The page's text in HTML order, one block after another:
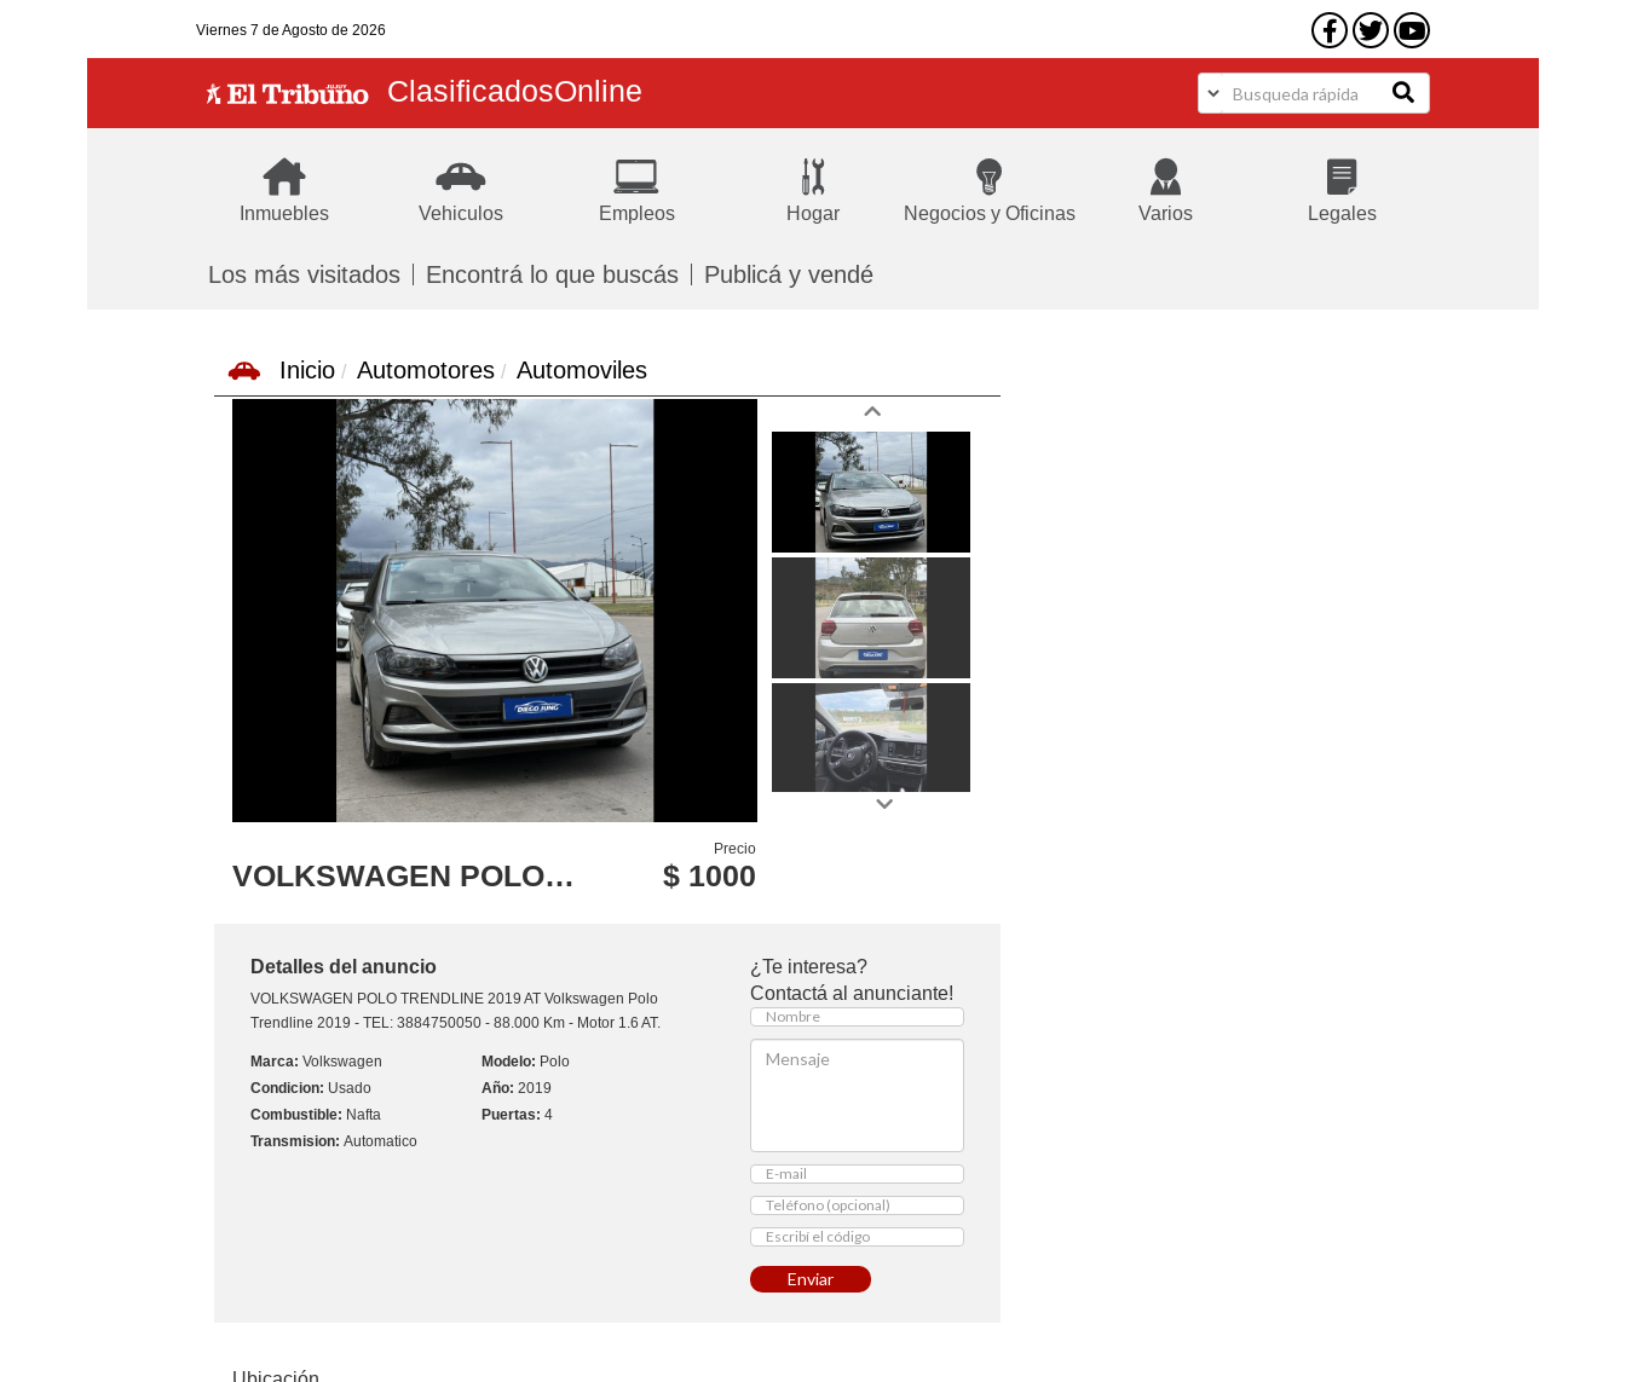
Viernes 7 de Agosto de 2026
ClasificadosOnline
Inmuebles Vehiculos Empleos Hogar Negocios y Oficinas Varios Legales
Los más visitados Encontrá lo que buscás Publicá y vendé
Inicio Automotores
Automoviles
Previous
VOLKSWAGEN POLO
Precio
$ 1000
Detalles del anuncio
VOLKSWAGEN POLO TRENDLINE 2019 AT Volkswagen Polo
Trendline 2019 - TEL: 3884750050 - 88.000 Km - Motor 1.6 AT.
Volkswagen
Polo
Usado
2019
Nafta
4
Automatico
¿Te interesa?
Contactá al anunciante!
Enviar